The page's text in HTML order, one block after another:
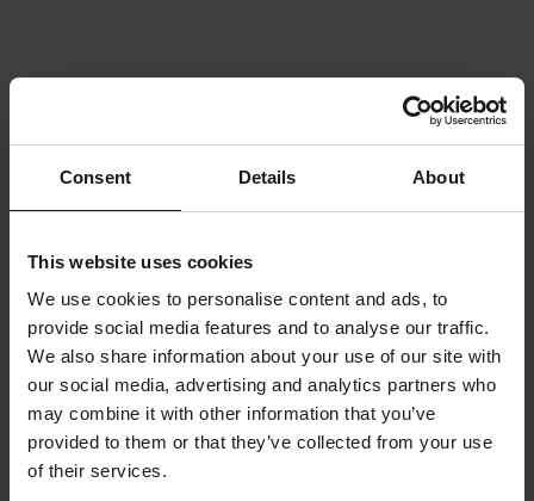
Consent Details About
This website uses cookies
We use cookies to personalise content and ads, to
provide social media features and to analyse our traffic.
We also share information about your use of our site with
our social media, advertising and analytics partners who
may combine it with other information that you’ve
provided to them or that they’ve collected from your use
of their services.